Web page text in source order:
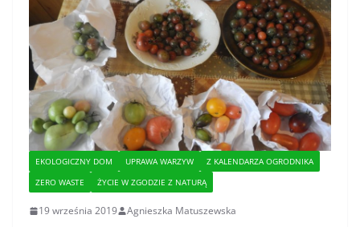
EKOLOGICZNY DOM UPRAWA WARZYW
Z KALENDARZA OGRODNIKA
ZERO WASTE
ŻYCIE W ZGODZIE Z NATURĄ
19 września 2019 Agnieszka Matuszewska